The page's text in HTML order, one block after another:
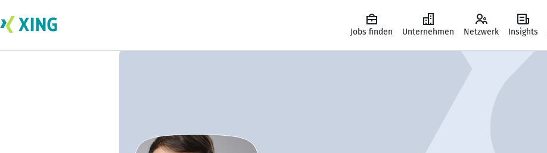
Jobs finden Unternehmen Netzwerk Insights